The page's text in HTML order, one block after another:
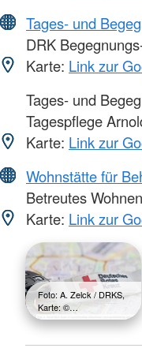
Tages- und
DRK
Karte: Link zur
Tages- und
Tagespflege
Karte: Link zur
Wohnstätte für
Betreutes
Karte: Link zur
Foto: A. Zelck / DRKS,
Karte: ©…